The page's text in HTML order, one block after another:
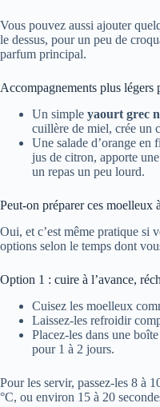
Vous pouvez aussi ajouter
le dessus, pour un peu de
parfum principal.
Accompagnements plus légers
Un simple yaourt grec
cuillère de miel, crée un
Une salade d’orange en
jus de citron, apporte
un repas un peu lourd.
Peut-on préparer ces moelleux
Oui, et c’est même pratique si
options selon le temps dont
Option 1 : cuire à l’avance,
Cuisez les moelleux
Laissez-les refroidir
Placez-les dans une
pour 1 à 2 jours.
Pour les servir, passez-les 8 à
°C, ou environ 15 à 20